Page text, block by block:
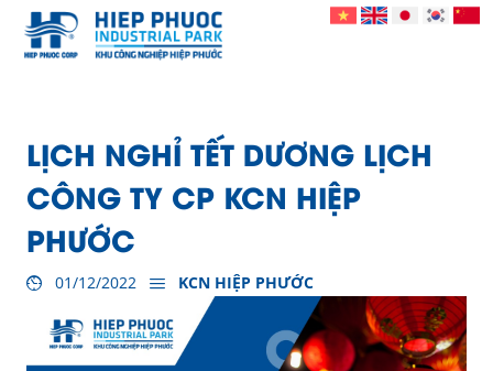
LỊCH NGHỈ TẾT DƯƠNG LỊCH
CÔNG TY CP KCN HIỆP
PHƯỚC
01/12/2022 KCN HIỆP PHƯỚC